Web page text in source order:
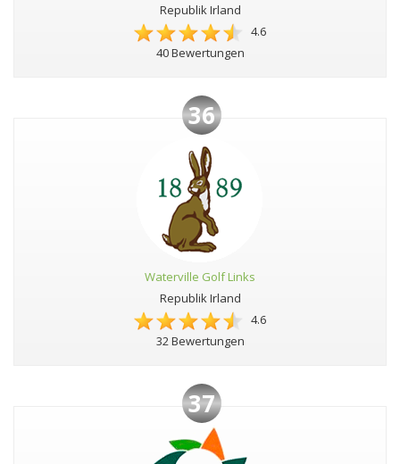
Republik Irland
4.6
40 Bewertungen
36
Waterville Golf Links
Republik Irland
4.6
32 Bewertungen
37